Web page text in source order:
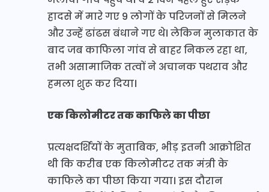
हादसे में मारे गए 9 लोगों के परिजनों से मिलने
और उन्हें ढांढस बंधाने गए थे। लेकिन मुलाकात के
बाद जब काफिला गांव से बाहर निकल रहा था,
तभी असामाजिक तत्वों ने अचानक पथराव और
हमला शुरू कर दिया।
एक किलोमीटर तक काफिले का पीछा
प्रत्यक्षदर्शियों के मुताबिक, भीड़ इतनी आक्रोशित
थी कि करीब एक किलोमीटर तक मंत्री के
काफिले का पीछा किया गया। इस दौरान